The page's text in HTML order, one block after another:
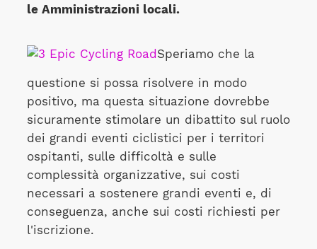
le Amministrazioni locali.
Speriamo che la
questione si possa risolvere in modo
positivo, ma questa situazione dovrebbe
sicuramente stimolare un dibattito sul ruolo
dei grandi eventi ciclistici per i territori
ospitanti, sulle difficoltà e sulle
complessità organizzative, sui costi
necessari a sostenere grandi eventi e, di
conseguenza, anche sui costi richiesti per
l'iscrizione.